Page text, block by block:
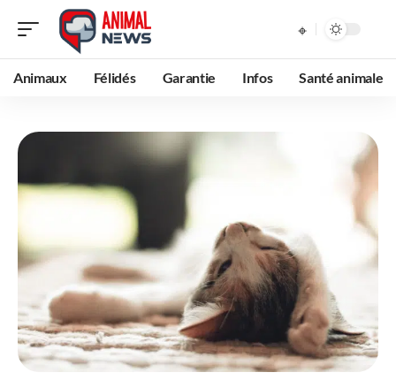
Animaux Félidés Garantie Infos Santé animale